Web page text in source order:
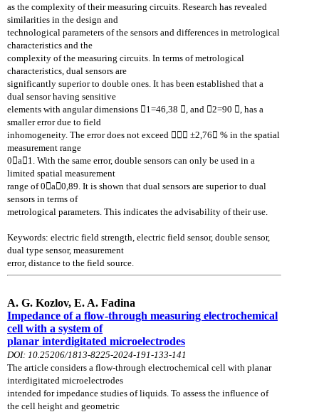
as the complexity of their measuring circuits. Research has revealed
similarities in the design and
technological parameters of the sensors and differences in metrological
characteristics and the
complexity of the measuring circuits. In terms of metrological
characteristics, dual sensors are
significantly superior to double ones. It has been established that a
dual sensor having sensitive
elements with angular dimensions 1=46,38 , and 2=90 , has a
smaller error due to field
inhomogeneity. The error does not exceed  ±2,76 % in the spatial
measurement range
0a1. With the same error, double sensors can only be used in a
limited spatial measurement
range of 0a0,89. It is shown that dual sensors are superior to dual
sensors in terms of
metrological parameters. This indicates the advisability of their use.
Keywords: electric field strength, electric field sensor, double sensor,
dual type sensor, measurement
error, distance to the field source.
A. G. Kozlov, E. A. Fadina
Impedance of a flow-through measuring electrochemical
cell with a system of
planar interdigitated microelectrodes
DOI: 10.25206/1813-8225-2024-191-133-141
The article considers a flow-through electrochemical cell with planar
interdigitated microelectrodes
intended for impedance studies of liquids. To assess the influence of
the cell height and geometric